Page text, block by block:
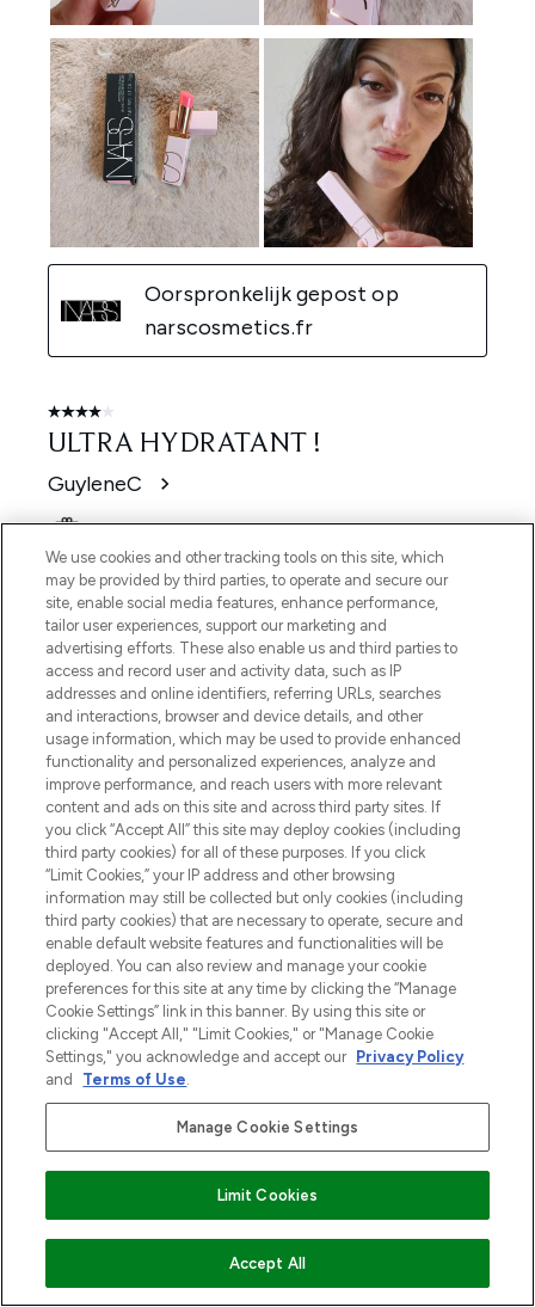
VOEG TOE AAN WINKELMANDJE
We use cookies and other tracking tools on this site, which
may be provided by third parties, to operate and secure our
site, enable social media features, enhance performance,
tailor user experiences, support our marketing and
advertising efforts. These also enable us and third parties to
access and record user and activity data, such as IP
addresses and online identifiers, referring URLs, searches
and interactions, browser and device details, and other
usage information, which may be used to provide enhanced
functionality and personalized experiences, analyze and
improve performance, and reach users with more relevant
content and ads on this site and across third party sites. If
you click “Accept All” this site may deploy cookies (including
third party cookies) for all of these purposes. If you click
“Limit Cookies,” your IP address and other browsing
information may still be collected but only cookies (including
third party cookies) that are necessary to operate, secure and
enable default website features and functionalities will be
deployed. You can also review and manage your cookie
preferences for this site at any time by clicking the “Manage
Cookie Settings” link in this banner. By using this site or
clicking "Accept All," "Limit Cookies," or "Manage Cookie
Settings," you acknowledge and accept our Privacy Policy
and
Terms of Use.
Manage Cookie Settings
Limit Cookies
Accept All